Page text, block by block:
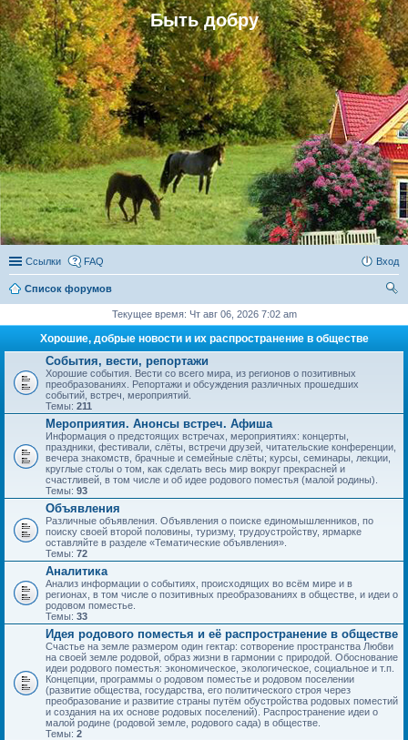
Быть добру
Ссылки FAQ Вход
Список форумов
Текущее время: Чт авг 06, 2026 7:02 am
Хорошие, добрые новости и их распространение в обществе
События, вести, репортажи
Хорошие события. Вести со всего мира, из регионов о позитивных
преобразованиях. Репортажи и обсуждения различных прошедших
событий, встреч, мероприятий.
Темы: 211
Мероприятия. Анонсы встреч. Афиша
Информация о предстоящих встречах, мероприятиях: концерты,
праздники, фестивали, слёты, встречи друзей, читательские конференции,
вечера знакомств, брачные и семейные слёты; курсы, семинары, лекции,
круглые столы о том, как сделать весь мир вокруг прекрасней и
счастливей, в том числе и об идее родового поместья (малой родины).
Темы: 93
Объявления
Различные объявления. Объявления о поиске единомышленников, по
поиску своей второй половины, туризму, трудоустройству, ярмарке
оставляйте в разделе «Тематические объявления».
Темы: 72
Аналитика
Анализ информации о событиях, происходящих во всём мире и в
регионах, в том числе о позитивных преобразованиях в обществе, и идеи о
родовом поместье.
Темы: 33
Идея родового поместья и её распространение в обществе
Счастье на земле размером один гектар: сотворение пространства Любви
на своей земле родовой, образ жизни в гармонии с природой. Обоснование
идеи родового поместья: экономическое, экологическое, социальное и т.п.
Концепции, программы о родовом поместье и родовом поселении
(развитие общества, государства, его политического строя через
преобразование и развитие страны путём обустройства родовых поместий
и создания на их основе родовых поселений). Распространение идеи о
малой родине (родовой земле, родового сада) в обществе.
Темы: 2